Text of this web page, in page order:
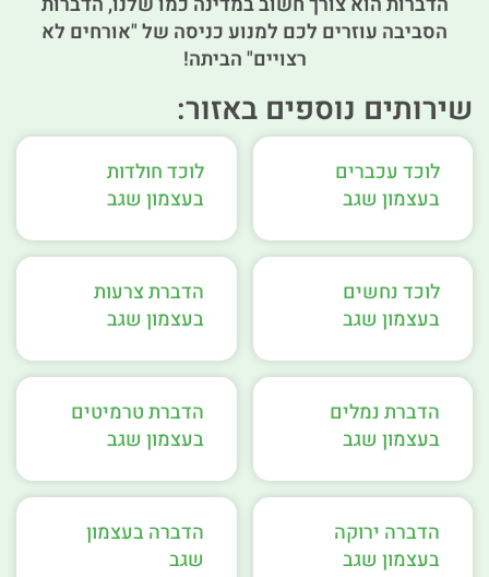
הסביבה עוזרים לכם למנוע כניסה של "אורחים לא
רצויים" הביתה!
שירותים נוספים באזור:
לוכד עכברים
בעצמון שגב
לוכד חולדות
בעצמון שגב
לוכד נחשים
בעצמון שגב
הדברת צרעות
בעצמון שגב
הדברת נמלים
בעצמון שגב
הדברת טרמיטים
בעצמון שגב
הדברה ירוקה
בעצמון שגב
הדברה בעצמון
שגב